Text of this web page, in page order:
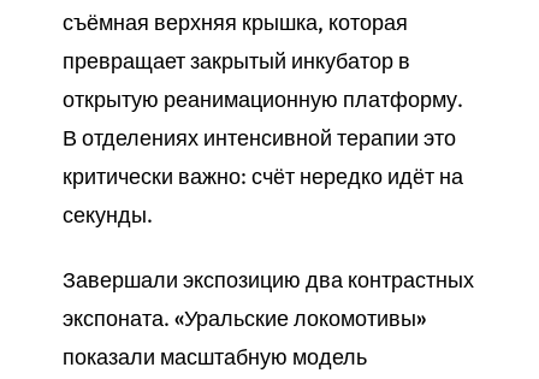
съёмная верхняя крышка, которая
превращает закрытый инкубатор в
открытую реанимационную платформу.
В отделениях интенсивной терапии это
критически важно: счёт нередко идёт на
секунды.
Завершали экспозицию два контрастных
экспоната. «Уральские локомотивы»
показали масштабную модель